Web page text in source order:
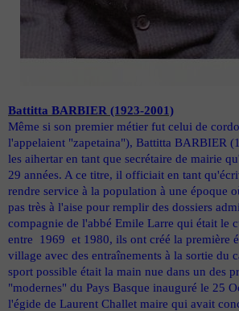
Battitta BARBIER (1923-2001)
Même si son premier métier fut celui de
l'appelaient "zapetaina"), Battitta BARBIER
les aihertar en tant que secrétaire de mairie
29 années. A ce titre, il officiait en tant
rendre service à la population à une époque
pas très à l'aise pour remplir des dossiers
compagnie de l'abbé Emile Larre qui était le
entre 1969 et 1980, ils ont créé la première
village avec des entraînements à la sortie du
sport possible était la main nue dans un des
"modernes" du Pays Basque inauguré le 25
l'égide de Laurent Challet maire qui avait